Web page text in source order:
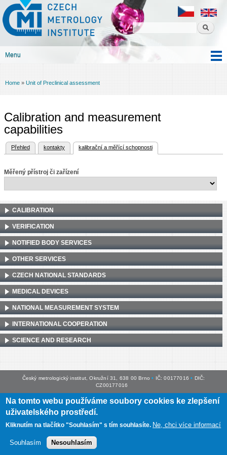
content
Czech
metrology
institute
Menu
You are here
Home » Unit of Preclinical assessment
Calibration and measurement
capabilities
Primary tabs
Přehled kontakty kalibrační a měřící schopnosti
(active tab)
Měřený přístroj či zařízení
CALIBRATION
VERIFICATION
NOTIFIED BODY SERVICES
OTHER SERVICES
CZECH NATIONAL STANDARDS
MEDICAL DEVICES
NATIONAL MEASUREMENT SYSTEM
INTERNATIONAL COOPERATION
SCIENCE AND RESEARCH
Český metrologický institut, Okružní 31, 638 00 Brno • IČ: 00177016 • DIČ:
CZ00177016
Mapa webu• Prohlášení o přístupnosti
Na tomto webu používáme soubory cookies ke zlepšení
uživatelského prostředí.
Kliknutím na tlačítko "Souhlasím" s tím souhlasíte. Ne, chci více informací
Souhlasím Nesouhlasím